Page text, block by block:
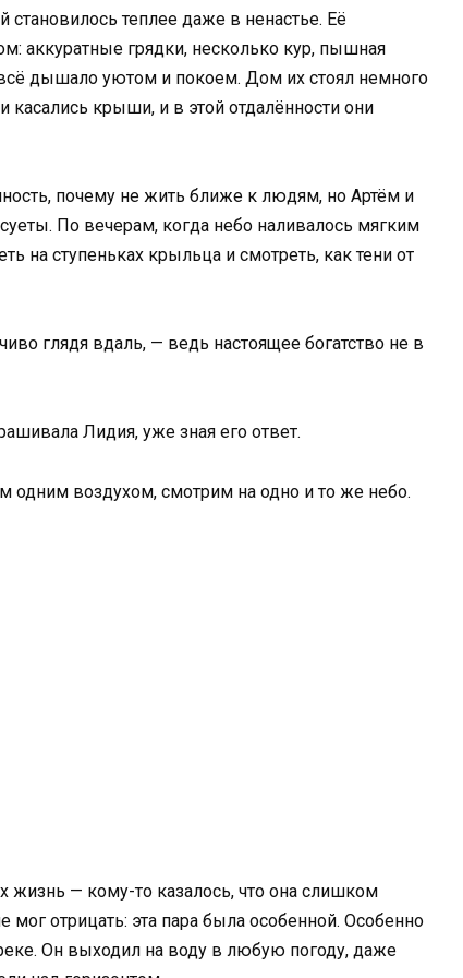
теплее даже в ненастье. Её
аккуратные грядки, несколько кур, пышная
дышало уютом и покоем. Дом их стоял немного
касались крыши, и в этой отдалённости они
почему не жить ближе к людям, но Артём и
По вечерам, когда небо наливалось мягким
на ступеньках крыльца и смотреть, как тени от
глядя вдаль, — ведь настоящее богатство не в
Лидия, уже зная его ответ.
воздухом, смотрим на одно и то же небо.
жизнь — кому-то казалось, что она слишком
мог отрицать: эта пара была особенной. Особенно
Он выходил на воду в любую погоду, даже